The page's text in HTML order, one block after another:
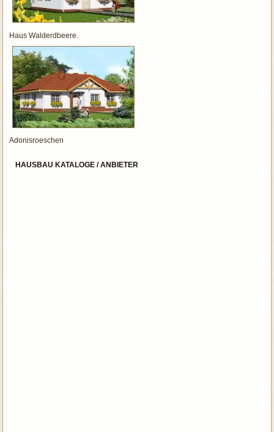
Haus Walderdbeere.
Adonisroeschen
HAUSBAU KATALOGE / ANBIETER